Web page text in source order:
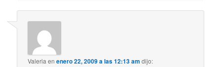
Valeria enenero 22, 2009 a las 12:13 am dijo: